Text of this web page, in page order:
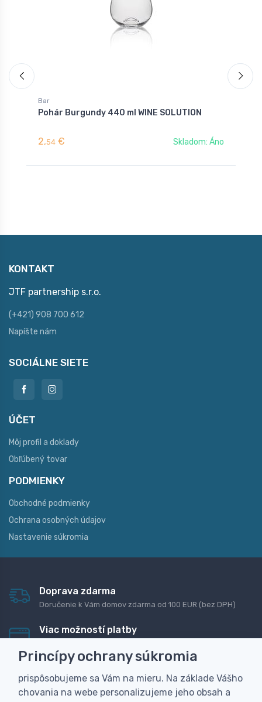
Bar
Pohár Burgundy 440 ml WINE SOLUTION
2,54 € Skladom: Áno
KONTAKT
JTF partnership s.r.o.
(+421) 908 700 612
Napíšte nám
SOCIÁLNE SIETE
ÚČET
Môj profil a doklady
Obľúbený tovar
PODMIENKY
Obchodné podmienky
Ochrana osobných údajov
Nastavenie súkromia
Doprava zdarma
Doručenie k Vám domov zdarma od 100 EUR (bez DPH)
Viac možností platby
dobierku
Personalizácia
Vyrobíme Vám vlastný originálny darček
Princípy ochrany súkromia
prispôsobujeme sa Vám na mieru. Na základe Vášho
chovania na webe personalizujeme jeho obsah a